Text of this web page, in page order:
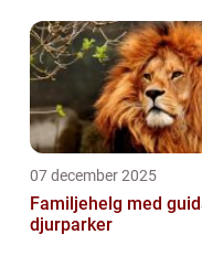
07 december 2025
Familjehelg med
djurparker